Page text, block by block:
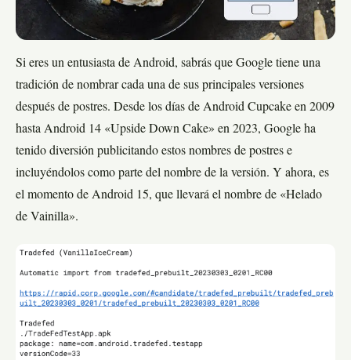
Si eres un entusiasta de Android, sabrás que Google tiene una
tradición de nombrar cada una de sus principales versiones
después de postres. Desde los días de Android Cupcake en 2009
hasta Android 14 «Upside Down Cake» en 2023, Google ha
tenido diversión publicitando estos nombres de postres e
incluyéndolos como parte del nombre de la versión. Y ahora, es
el momento de Android 15, que llevará el nombre de «Helado
de Vainilla».